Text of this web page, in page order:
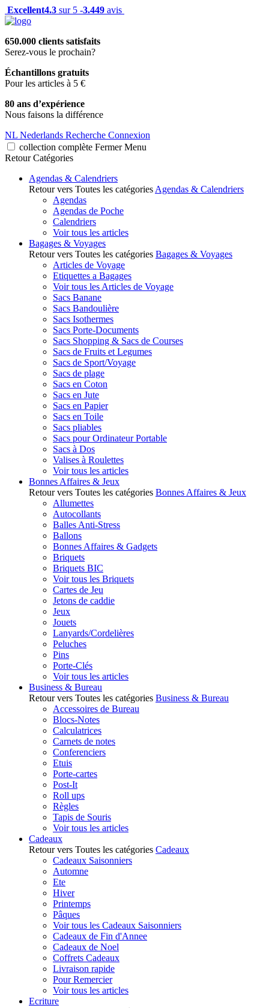
Excellent4.3 sur 5 -3.449 avis
650.000 clients satisfaits
Serez-vous le prochain?
Échantillons gratuits
Pour les articles à 5 €
80 ans d’expérience
Nous faisons la différence
NL Nederlands Recherche Connexion
collection complète Fermer Menu
Retour Catégories
Agendas & Calendriers
Retour vers Toutes les catégories Agendas & Calendriers
Agendas
Agendas de Poche
Calendriers
Voir tous les articles
Bagages & Voyages
Retour vers Toutes les catégories Bagages & Voyages
Articles de Voyage
Etiquettes a Bagages
Voir tous les Articles de Voyage
Sacs Banane
Sacs Bandoulière
Sacs Isothermes
Sacs Porte-Documents
Sacs Shopping & Sacs de Courses
Sacs de Fruits et Legumes
Sacs de Sport/Voyage
Sacs de plage
Sacs en Coton
Sacs en Jute
Sacs en Papier
Sacs en Toile
Sacs pliables
Sacs pour Ordinateur Portable
Sacs à Dos
Valises à Roulettes
Voir tous les articles
Bonnes Affaires & Jeux
Retour vers Toutes les catégories Bonnes Affaires & Jeux
Allumettes
Autocollants
Balles Anti-Stress
Ballons
Bonnes Affaires & Gadgets
Briquets
Briquets BIC
Voir tous les Briquets
Cartes de Jeu
Jetons de caddie
Jeux
Jouets
Lanyards/Cordelières
Peluches
Pins
Porte-Clés
Voir tous les articles
Business & Bureau
Retour vers Toutes les catégories Business & Bureau
Accessoires de Bureau
Blocs-Notes
Calculatrices
Carnets de notes
Conferenciers
Etuis
Porte-cartes
Post-It
Roll ups
Règles
Tapis de Souris
Voir tous les articles
Cadeaux
Retour vers Toutes les catégories Cadeaux
Cadeaux Saisonniers
Automne
Ete
Hiver
Printemps
Pâques
Voir tous les Cadeaux Saisonniers
Cadeaux de Fin d'Annee
Cadeaux de Noel
Coffrets Cadeaux
Livraison rapide
Pour Remercier
Voir tous les articles
Ecriture